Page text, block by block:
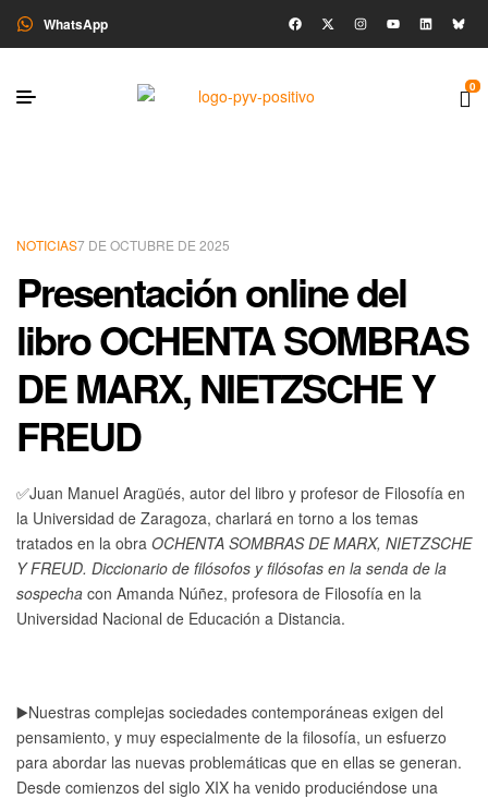
WhatsApp
0
NOTICIAS7 DE OCTUBRE DE 2025
Presentación online del
libro OCHENTA SOMBRAS
DE MARX, NIETZSCHE Y
FREUD
✅Juan Manuel Aragüés, autor del libro y profesor de Filosofía en
la Universidad de Zaragoza, charlará en torno a los temas
tratados en la obra OCHENTA SOMBRAS DE MARX, NIETZSCHE
Y FREUD. Diccionario de filósofos y filósofas en la senda de la
sospecha con Amanda Núñez, profesora de Filosofía en la
Universidad Nacional de Educación a Distancia.
▶️Nuestras complejas sociedades contemporáneas exigen del
pensamiento, y muy especialmente de la filosofía, un esfuerzo
para abordar las nuevas problemáticas que en ellas se generan.
Desde comienzos del siglo XIX ha venido produciéndose una